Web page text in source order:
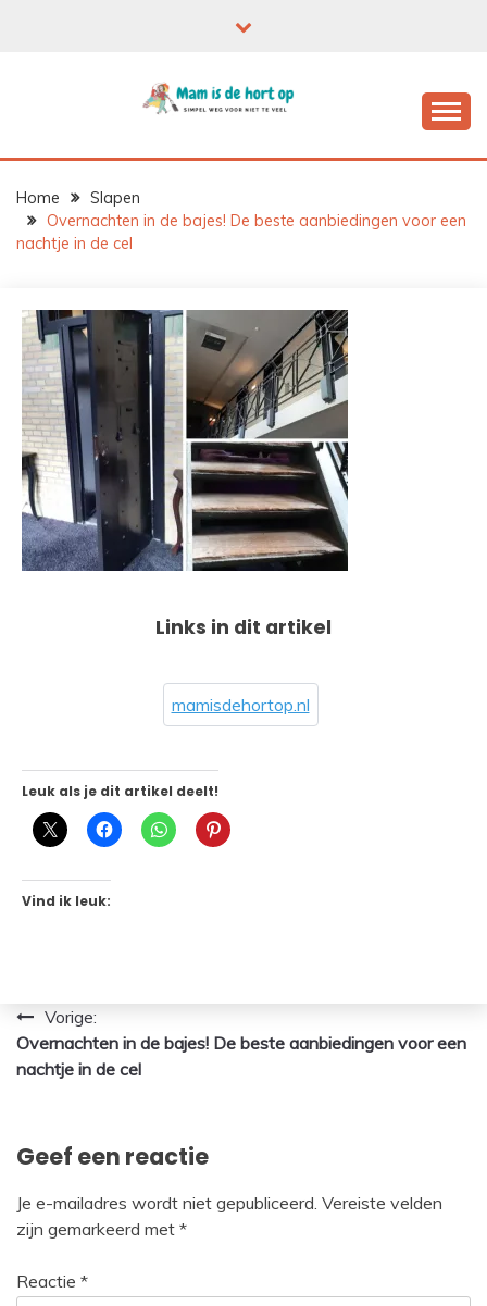
Home
Slapen
Overnachten in de bajes! De beste aanbiedingen voor een
nachtje in de cel
Links in dit artikel
mamisdehortop.nl
Leuk als je dit artikel deelt!
Vind ik leuk:
Bericht
navigatie
Vorige:
Overnachten in de bajes! De beste aanbiedingen voor een
nachtje in de cel
Geef een reactie
Je e-mailadres wordt niet gepubliceerd. Vereiste velden
zijn gemarkeerd met *
Reactie *